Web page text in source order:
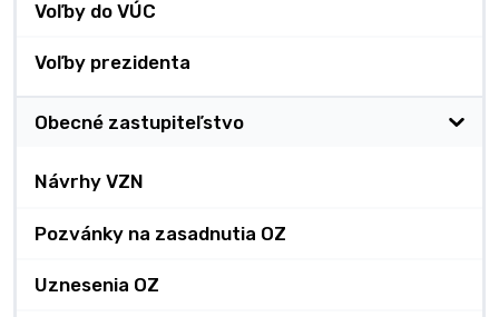
Voľby do VÚC
Voľby prezidenta
Obecné zastupiteľstvo
Návrhy VZN
Pozvánky na zasadnutia OZ
Uznesenia OZ